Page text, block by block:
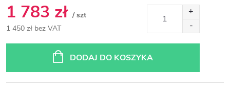
1 783 zł / szt
1 450 zł bez VAT
DODAJ DO KOSZYKA